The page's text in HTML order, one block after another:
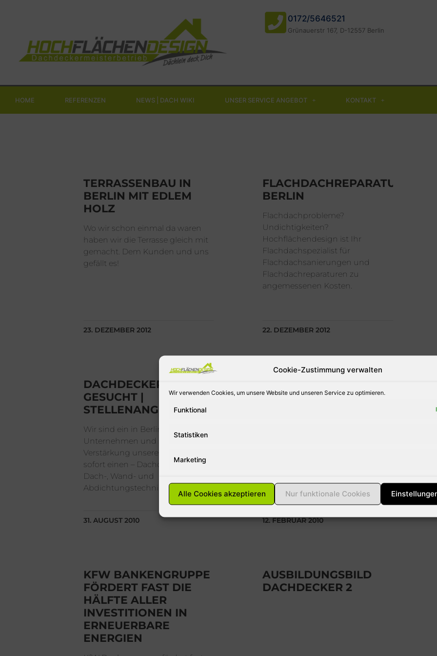
Cookie-Zustimmung verwalten
Wir verwenden Cookies, um unsere Website und unseren Service zu optimieren.
Funktional
Statistiken
Marketing
Alle Cookies akzeptieren Nur funktionale Cookies
0172/5646521
Grünauerstr 167, D-12557 Berlin
HOME REFERENZEN NEWS | DACH WIKI UNSER SERVICE ANGEBOT KONTAKT
TERRASSENBAU IN
BERLIN MIT EDLEM
HOLZ
Wo wir schon einmal da waren
haben wir die Terrasse gleich mit
gemacht. Dem Kunden und uns
gefällt es!
23. DEZEMBER 2012
FLACHDACHREPARATUR
BERLIN
Flachdachprobleme?
Undichtigkeiten?
Hochflächendesign ist Ihr
Flachdachspezialist für
Flachdachsanierungen und
Flachdachreparaturen zu
angemessenen Kosten.
22. DEZEMBER 2012
DACHDECKER
GESUCHT |
STELLENANGEBOT
Wir sind ein in Berlin ansässiges
Unternehmen und suchen zur
Verstärkung unseres Teams ab
sofort einen – Dachdecker –
Dach-, Wand- und
Abdichtungstechnik in Vollzeit.
31. AUGUST 2010
DÄCHER ENTFERNEN
versicherungen
12. FEBRUAR 2010
KFW BANKENGRUPPE
FÖRDERT FAST DIE
HÄLFTE ALLER
INVESTITIONEN IN
ERNEUERBARE
ENERGIEN
AUSBILDUNGSBILD
DACHDECKER 2